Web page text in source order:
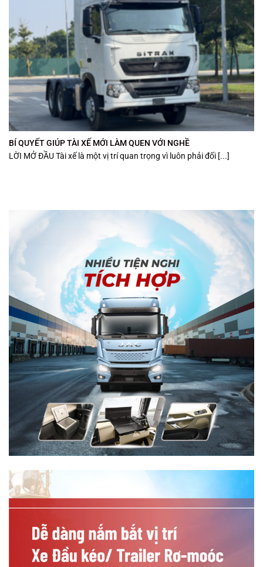
BÍ QUYẾT GIÚP TÀI XẾ MỚI LÀM QUEN VỚI NGHỀ
LỜI MỞ ĐẦU Tài xế là một vị trí quan trọng vì luôn phải đối [...]